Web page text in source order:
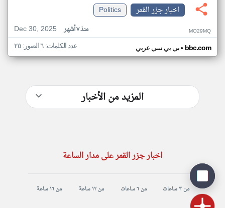
اخبار جزر القمر
Politics
Dec 30, 2025
منذ ٧ أشهر MO29MQ
بي بي سي عربي• bbc.com عدد الكلمات: ٦ الصور: ٢٥
المزيد من الأخبار
اخبار جزر القمر على مدار الساعة
من ٣ ساعات من ٦ ساعات من ١٢ ساعة من ١٦ ساعة